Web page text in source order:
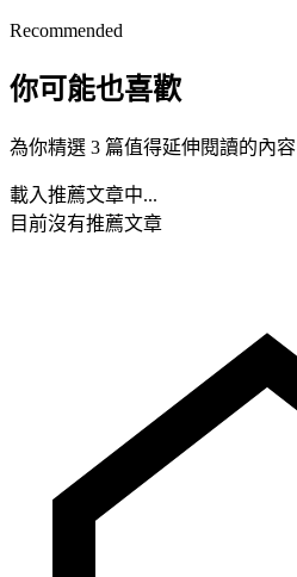
Recommended
你可能也喜歡
為你精選 3 篇值得延伸閱讀的內容
載入推薦文章中...
目前沒有推薦文章